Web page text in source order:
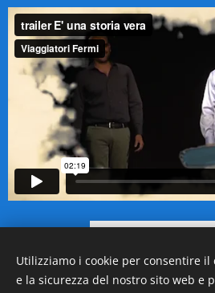
Utilizziamo i cookie per consentire
e la sicurezza del nostro sito web e